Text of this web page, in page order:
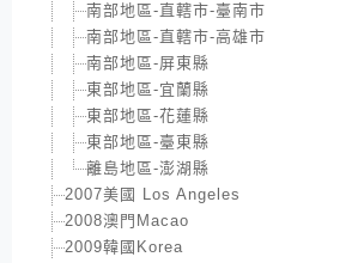
南部地區-直轄市-臺南市
南部地區-直轄市-高雄市
南部地區-屏東縣
東部地區-宜蘭縣
東部地區-花蓮縣
東部地區-臺東縣
離島地區-澎湖縣
2007美國 Los Angeles
2008澳門Macao
2009韓國Korea